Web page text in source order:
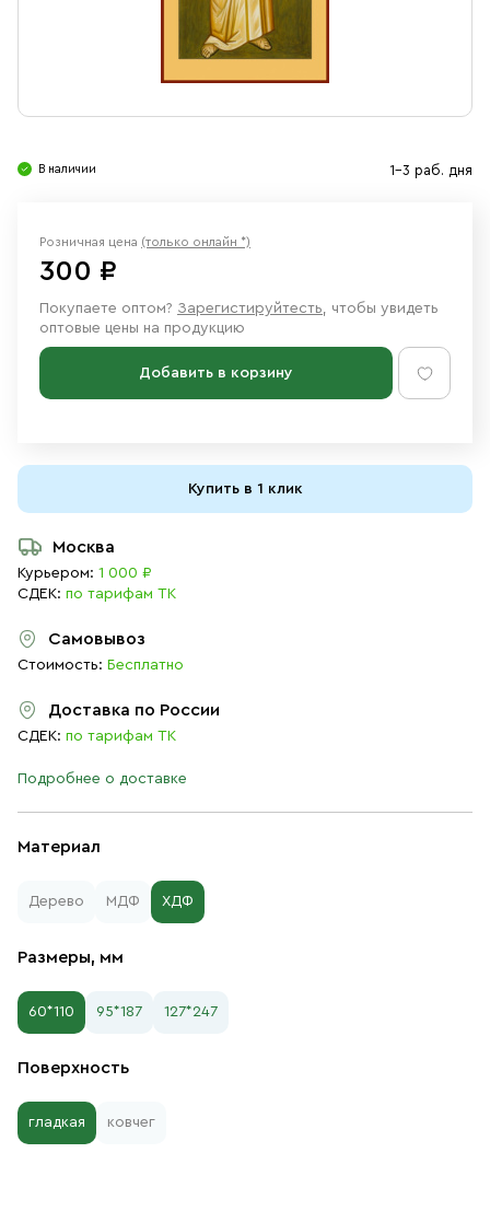
Ювелирные изделия
В наличии 1-3 раб. дня
Материал
Дерево МДФ ХДФ
Размеры, мм
60*110 95*187 127*247
Поверхность
гладкая ковчег
Розничная цена (только онлайн *)
300 ₽
Покупаете оптом? Зарегистируйтесть, чтобы увидеть
оптовые цены на продукцию
Добавить в корзину
Купить в 1 клик
Москва
Курьером: 1 000 ₽
СДЕК: по тарифам ТК
Самовывоз
Стоимость: Бесплатно
Доставка по России
СДЕК: по тарифам ТК
Подробнее о доставке